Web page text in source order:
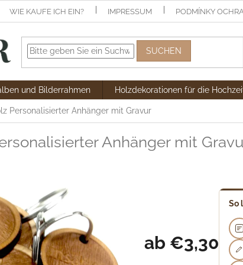
WIE KAUFE ICH EIN? IMPRESSUM PODMÍNKY
SUCHEN
und Bilderrahmen Holzdekorationen für die
Personalisierter Anhänger mit Gravur
Anhänger mit
ab €3,30
So